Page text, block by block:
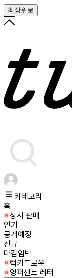
최상위로
카테고리
홈
상시 판매
인기
공개예정
신규
마감임박
럭키드로우
영퍼센트 레터